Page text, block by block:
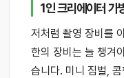
1인 크리에이터 가
저처럼 촬영 장비를
한의 장비는 늘 챙겨
습니다. 미니 짐벌,